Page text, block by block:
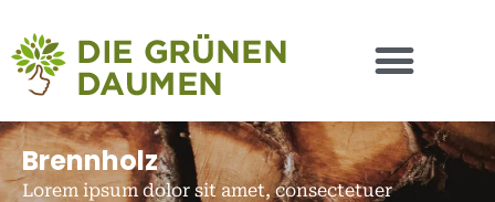
Brennholz
Lorem ipsum dolor sit amet, consectetuer